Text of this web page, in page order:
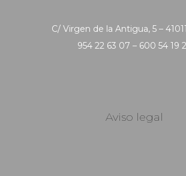
C/ Virgen de la Antigua, 5 –
954 22 63 07 – 600 54 19
Aviso legal